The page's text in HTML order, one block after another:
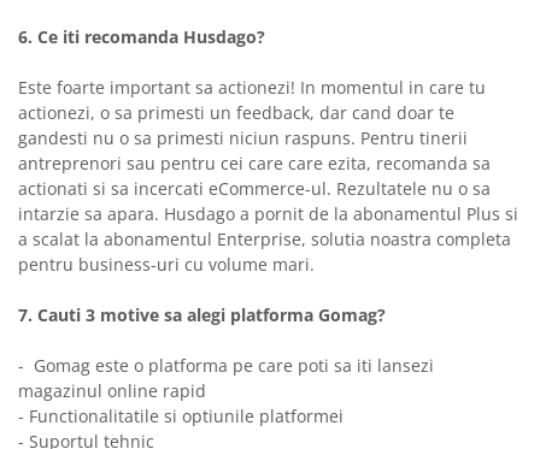
6. Ce iti recomanda Husdago?
Este foarte important sa actionezi! In momentul in care tu
actionezi, o sa primesti un feedback, dar cand doar te
gandesti nu o sa primesti niciun raspuns. Pentru tinerii
antreprenori sau pentru cei care care ezita, recomanda sa
actionati si sa incercati eCommerce-ul. Rezultatele nu o sa
intarzie sa apara. Husdago a pornit de la abonamentul Plus si
a scalat la abonamentul Enterprise, solutia noastra completa
pentru business-uri cu volume mari.
7. Cauti 3 motive sa alegi platforma Gomag?
- Gomag este o platforma pe care poti sa iti lansezi
magazinul online rapid
- Functionalitatile si optiunile platformei
- Suportul tehnic